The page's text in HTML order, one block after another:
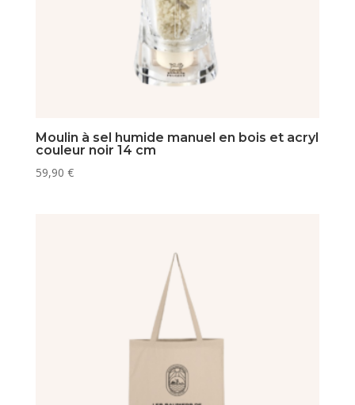
Moulin à sel humide manuel en bois et acryl
couleur noir 14 cm
59,90 €